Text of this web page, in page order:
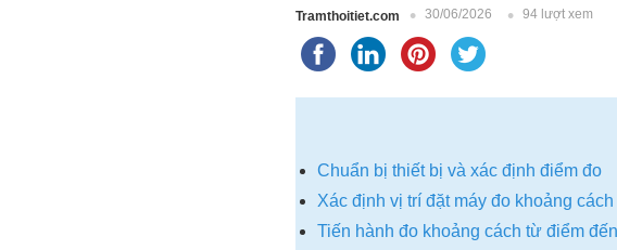
Tramthoitiet.com 30/06/2026 94 lượt xem
Chuẩn bị thiết bị và xác định điểm đo
Xác định vị trí đặt máy đo khoảng cách
Tiến hành đo khoảng cách từ điểm